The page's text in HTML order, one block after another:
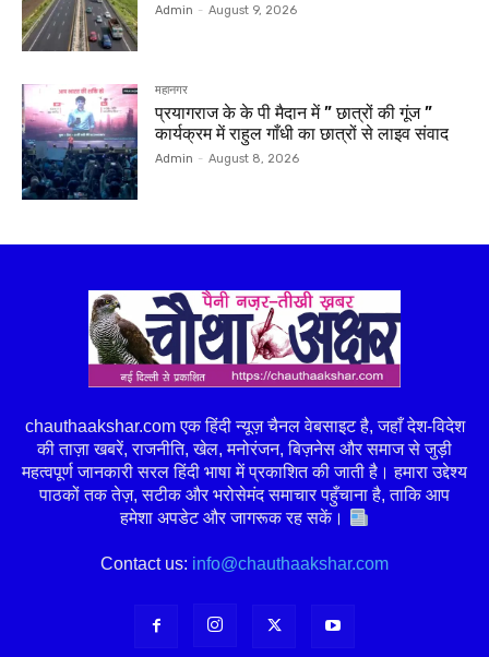
Admin - August 9, 2026
महानगर
प्रयागराज के के पी मैदान में ” छात्रों की गूंज ”
कार्यक्रम में राहुल गाँधी का छात्रों से लाइव संवाद
Admin - August 8, 2026
chauthaakshar.com एक हिंदी न्यूज़ चैनल वेबसाइट है, जहाँ देश-विदेश
की ताज़ा खबरें, राजनीति, खेल, मनोरंजन, बिज़नेस और समाज से जुड़ी
महत्वपूर्ण जानकारी सरल हिंदी भाषा में प्रकाशित की जाती है। हमारा उद्देश्य
पाठकों तक तेज़, सटीक और भरोसेमंद समाचार पहुँचाना है, ताकि आप
हमेशा अपडेट और जागरूक रह सकें।
Contact us: info@chauthaakshar.com